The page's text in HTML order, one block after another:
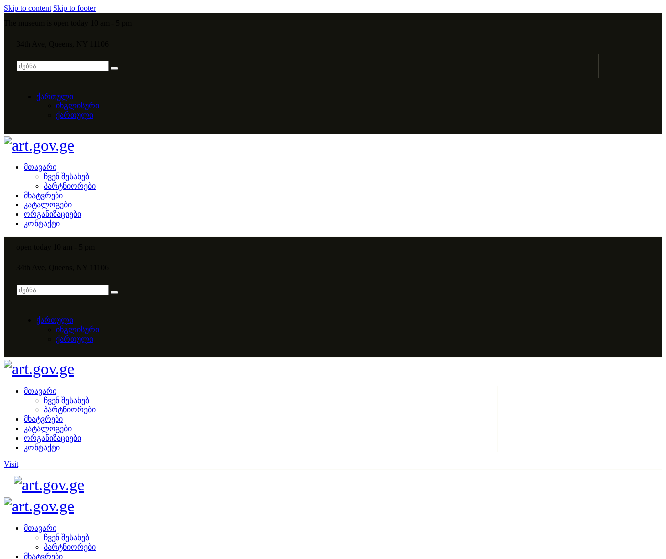
Skip to content Skip to footer
ქართული
ინგლისური
ქართული
მთავარი
ჩვენ შესახებ
პარტნიორები
მხატვრები
კატალოგები
ორგანიზაციები
კონტაქტი
ქართული
ინგლისური
ქართული
მთავარი
ჩვენ შესახებ
პარტნიორები
მხატვრები
კატალოგები
ორგანიზაციები
კონტაქტი
Visit
მთავარი
ჩვენ შესახებ
პარტნიორები
მხატვრები